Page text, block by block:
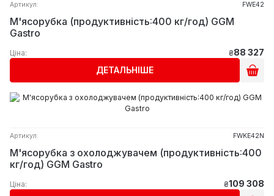
Артикул: FWE42
М'ясорубка (продуктивність:400 кг/год) GGM
Gastro
Ціна: ₴88 327
ДЕТАЛЬНІШЕ
Артикул: FWKE42N
М'ясорубка з охолоджувачем (продуктивність:400
кг/год) GGM Gastro
Ціна: ₴109 308